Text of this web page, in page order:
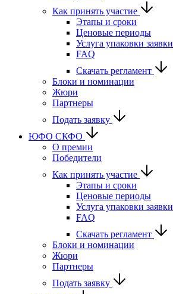
Как принять участие
Этапы и сроки
Ценовые периоды
Услуга упаковки заявки
FAQ
Скачать регламент
Блоки и номинации
Жюри
Партнеры
Подать заявку
ЮФО СКФО
О премии
Победители
Как принять участие
Этапы и сроки
Ценовые периоды
Услуга упаковки заявки
FAQ
Скачать регламент
Блоки и номинации
Жюри
Партнеры
Подать заявку